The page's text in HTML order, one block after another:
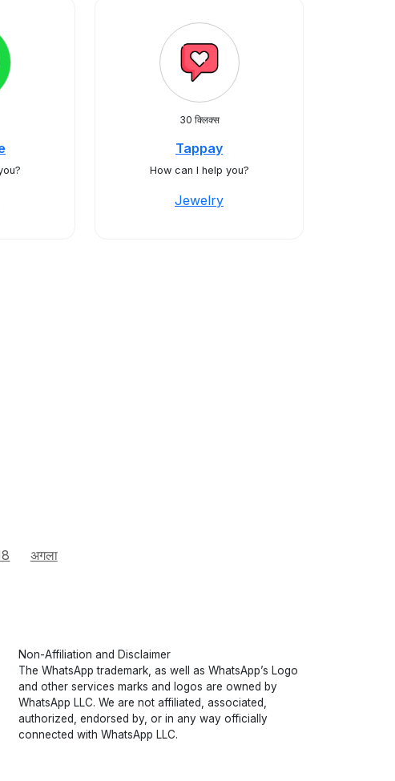
30 क्लिक्स
Tappay
How can I help you?
Jewelry
अगला
Non-Affiliation and Disclaimer
The WhatsApp trademark, as well as WhatsApp’s Logo
and other services marks and logos are owned by
WhatsApp LLC. We are not affiliated, associated,
authorized, endorsed by, or in any way officially
connected with WhatsApp LLC.